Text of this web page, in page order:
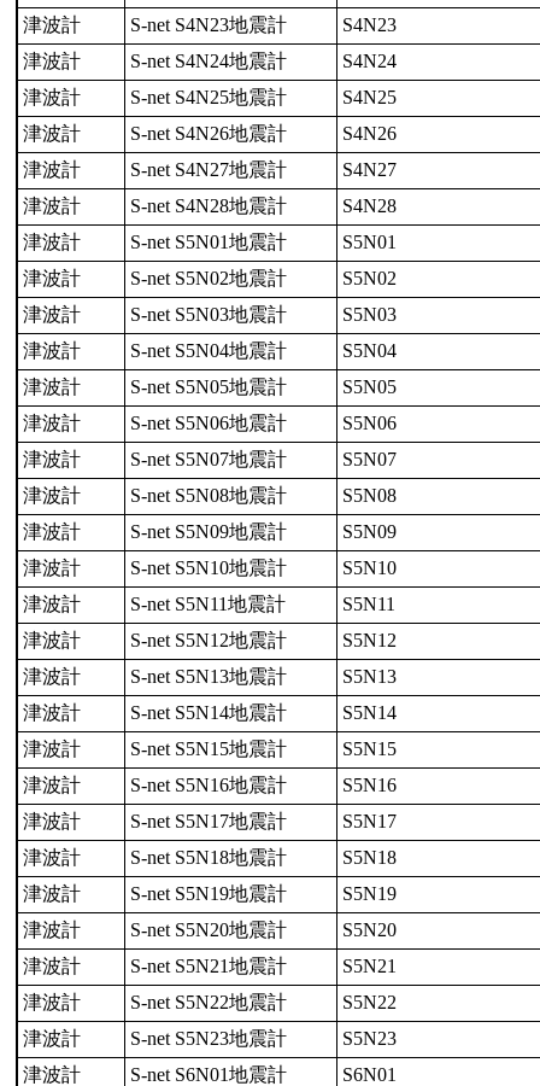
津波計
S-net S4N23地震計
S4N23
津波計
S-net S4N24地震計
S4N24
津波計
S-net S4N25地震計
S4N25
津波計
S-net S4N26地震計
S4N26
津波計
S-net S4N27地震計
S4N27
津波計
S-net S4N28地震計
S4N28
津波計
S-net S5N01地震計
S5N01
津波計
S-net S5N02地震計
S5N02
津波計
S-net S5N03地震計
S5N03
津波計
S-net S5N04地震計
S5N04
津波計
S-net S5N05地震計
S5N05
津波計
S-net S5N06地震計
S5N06
津波計
S-net S5N07地震計
S5N07
津波計
S-net S5N08地震計
S5N08
津波計
S-net S5N09地震計
S5N09
津波計
S-net S5N10地震計
S5N10
津波計
S-net S5N11地震計
S5N11
津波計
S-net S5N12地震計
S5N12
津波計
S-net S5N13地震計
S5N13
津波計
S-net S5N14地震計
S5N14
津波計
S-net S5N15地震計
S5N15
津波計
S-net S5N16地震計
S5N16
津波計
S-net S5N17地震計
S5N17
津波計
S-net S5N18地震計
S5N18
津波計
S-net S5N19地震計
S5N19
津波計
S-net S5N20地震計
S5N20
津波計
S-net S5N21地震計
S5N21
津波計
S-net S5N22地震計
S5N22
津波計
S-net S5N23地震計
S5N23
津波計
S-net S6N01地震計
S6N01